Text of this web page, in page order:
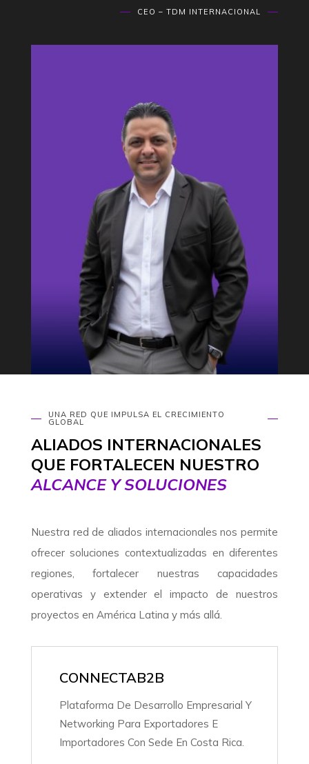
CEO – TDM INTERNACIONAL
UNA RED QUE IMPULSA EL CRECIMIENTO
GLOBAL
ALIADOS INTERNACIONALES
QUE FORTALECEN NUESTRO
ALCANCE Y SOLUCIONES
Nuestra red de aliados internacionales nos permite
ofrecer soluciones contextualizadas en diferentes
regiones, fortalecer nuestras capacidades
operativas y extender el impacto de nuestros
proyectos en América Latina y más allá.
CONNECTAB2B
Plataforma De Desarrollo Empresarial Y
Networking Para Exportadores E
Importadores Con Sede En Costa Rica.